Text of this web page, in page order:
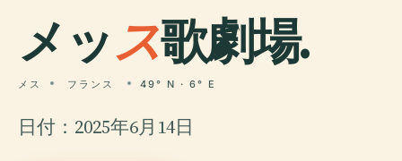
メッス歌劇場.
メス フランス 49° N · 6° E
日付：2025年6月14日